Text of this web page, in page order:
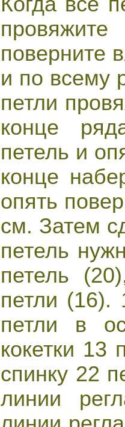
поверните
и по всему
петли
конце
петель и
конце
опять
см. Затем
петель
петель
петли (16).
петли в
кокетки 13
спинку 22
линии